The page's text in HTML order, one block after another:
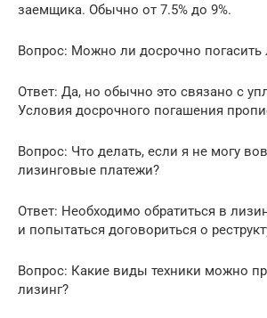
заемщика. Обычно от 7.5% до 9%.
Вопрос: Можно ли досрочно погасить
Ответ: Да, но обычно это связано с
Условия досрочного погашения
Вопрос: Что делать, если я не могу
лизинговые платежи?
Ответ: Необходимо обратиться в
и попытаться договориться о
Вопрос: Какие виды техники можно
лизинг?